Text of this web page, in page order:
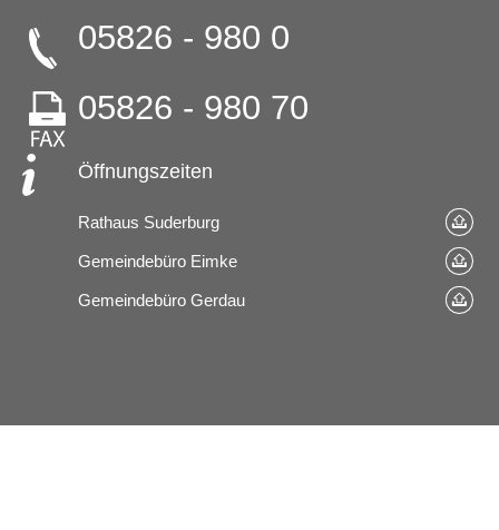
05826 - 980 0
05826 - 980 70
Öffnungszeiten
Rathaus Suderburg
Gemeindebüro Eimke
Gemeindebüro Gerdau